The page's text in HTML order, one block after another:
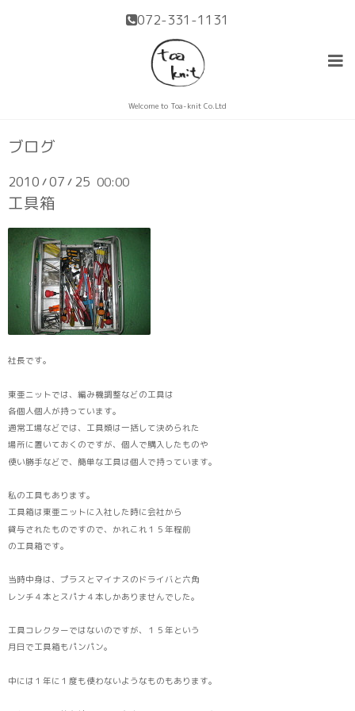
072-331-1131
Welcome to Toa-knit Co.Ltd
ブログ
2010 /07 / 25 00:00
工具箱
社長です。
東亜ニットでは、編み機調整などの工具は
各個人個人が持っています。
通常工場などでは、工具類は一括して決められた
場所に置いておくのですが、個人で購入したものや
使い勝手などで、簡単な工具は個人で持っています。
私の工具もあります。
工具箱は東亜ニットに入社した時に会社から
貸与されたものですので、かれこれ１５年程前
の工具箱です。
当時中身は、プラスとマイナスのドライバと六角
レンチ４本とスパナ４本しかありませんでした。
工具コレクターではないのですが、１５年という
月日で工具箱もパンパン。
中には１年に１度も使わないようなものもあります。